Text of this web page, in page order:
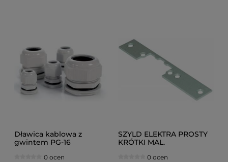
Dławica kablowa z
gwintem PG-16
0 ocen
SZYLD ELEKTRA PROSTY
KRÓTKI MAL.
0 ocen